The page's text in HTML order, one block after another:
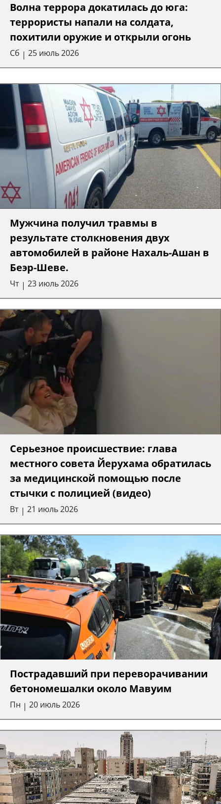
Волна террора докатилась до юга:
террористы напали на солдата,
похитили оружие и открыли огонь
Сб | 25 июль 2026
Мужчина получил травмы в
результате столкновения двух
автомобилей в районе Нахаль-Ашан в
Беэр-Шеве.
Чт | 23 июль 2026
Cерьезное происшествие: глава
местного совета Йерухама обратилась
за медицинской помощью после
стычки с полицией (видео)
Вт | 21 июль 2026
Пострадавший при переворачивании
бетономешалки около Мавуим
Пн | 20 июль 2026